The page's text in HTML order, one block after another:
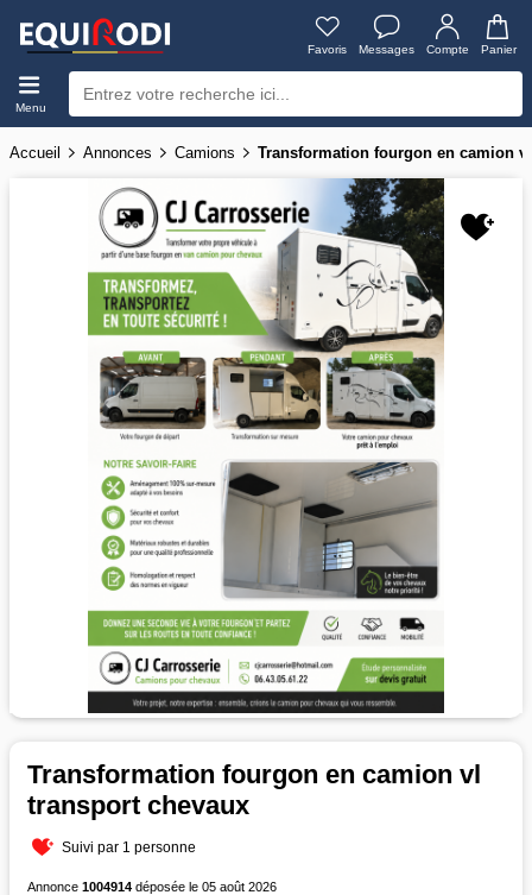
Favoris Messages Compte Panier
Menu
Accueil Annonces Camions Transformation fourgon en camion
Transformation fourgon en camion vl
transport chevaux
Suivi par 1 personne
Annonce 1004914 déposée le 05 août 2026